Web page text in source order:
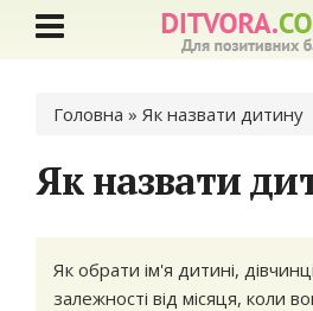
Ви є тут
Головна » Як назвати дитину
Як назвати
Як обрати ім'я дитині,
залежності від місяця, коли